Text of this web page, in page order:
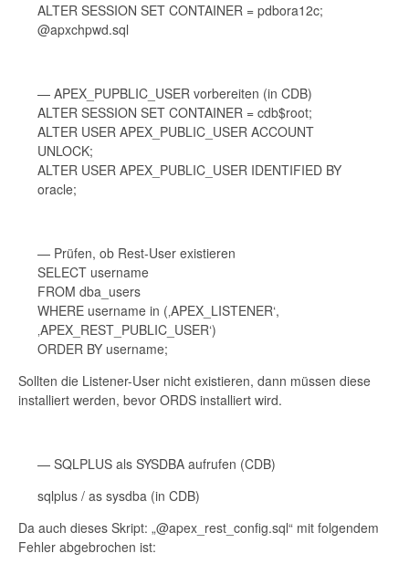
ALTER SESSION SET CONTAINER = pdbora12c;
@apxchpwd.sql
— APEX_PUPBLIC_USER vorbereiten (in CDB)
ALTER SESSION SET CONTAINER = cdb$root;
ALTER USER APEX_PUBLIC_USER ACCOUNT
UNLOCK;
ALTER USER APEX_PUBLIC_USER IDENTIFIED BY
oracle;
— Prüfen, ob Rest-User existieren
SELECT username
FROM dba_users
WHERE username in (‚APEX_LISTENER‘,
‚APEX_REST_PUBLIC_USER‘)
ORDER BY username;
Sollten die Listener-User nicht existieren, dann müssen diese
installiert werden, bevor ORDS installiert wird.
— SQLPLUS als SYSDBA aufrufen (CDB)
sqlplus / as sysdba (in CDB)
Da auch dieses Skript: „@apex_rest_config.sql“ mit folgendem
Fehler abgebrochen ist: